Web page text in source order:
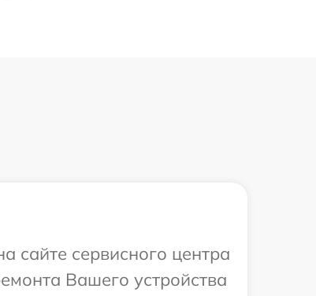
сайте сервисного центра
Вашего устройства